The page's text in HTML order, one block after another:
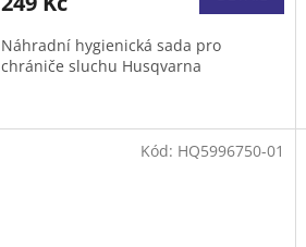
Náhradní hygienická sada pro
chrániče sluchu Husqvarna
Kód: HQ5996750-01